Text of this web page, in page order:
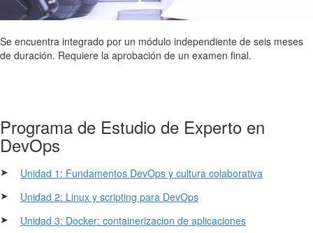
Se encuentra integrado por un módulo independiente de seis meses
de duración. Requiere la aprobación de un examen final.
Programa de Estudio de Experto en
DevOps
➤
Unidad 1: Fundamentos DevOps y cultura colaborativa
➤
Unidad 2: Linux y scripting para DevOps
➤
Unidad 3: Docker: containerizacion de aplicaciones